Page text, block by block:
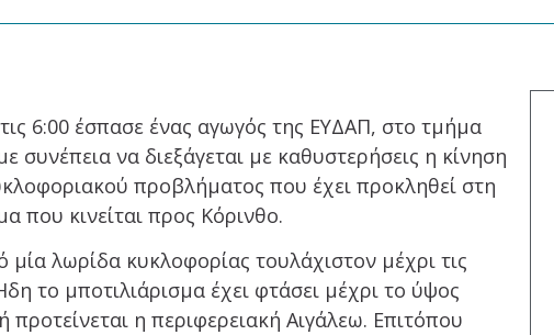
6:00 έσπασε ένας αγωγός της ΕΥΔΑΠ, στο τμήμα
να διεξάγεται με καθυστερήσεις η κίνηση
προβλήματος που έχει προκληθεί στη
κινείται προς Κόρινθο.
λωρίδα κυκλοφορίας τουλάχιστον μέχρι τις
το μποτιλιάρισμα έχει φτάσει μέχρι το ύψος
η περιφερειακή Αιγάλεω. Επιτόπου